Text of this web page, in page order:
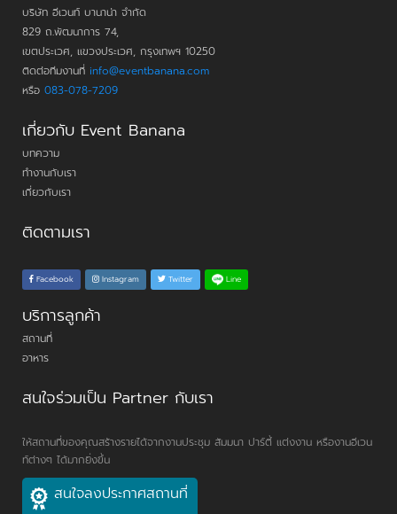
บริษัท อีเวนท์ บานาน่า จำกัด
829 ถ.พัฒนาการ 74,
เขตประเวศ, แขวงประเวศ, กรุงเทพฯ 10250
ติดต่อทีมงานที่ info@eventbanana.com
หรือ 083-078-7209
เกี่ยวกับ Event Banana
บทความ
ทำงานกับเรา
เกี่ยวกับเรา
ติดตามเรา
Facebook Instagram Twitter Line
บริการลูกค้า
สถานที่
อาหาร
สนใจร่วมเป็น Partner กับเรา
ให้สถานที่ของคุณสร้างรายได้จากงานประชุม สัมมนา ปาร์ตี้ แต่งงาน หรืองานอีเวน
ท์ต่างๆ ได้มากยิ่งขึ้น
สนใจลงประกาศสถานที่